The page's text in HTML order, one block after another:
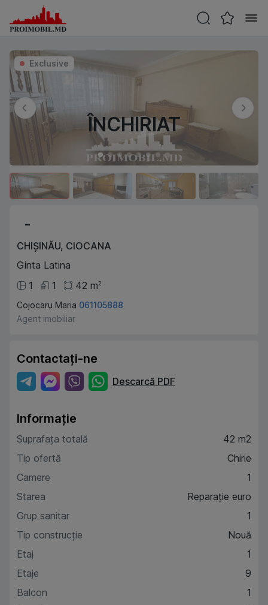
ÎNCHIRIAT
Exclusive
-
CHIȘINĂU, CIOCANA
Ginta Latina
1
1 42 m2
Cojocaru Maria 061105888
Agent imobiliar
Contactați-ne
Descarcă PDF
Informație
Suprafața totală
42 m2
Tip ofertă
Chirie
Camere
1
Starea
Reparație euro
Grup sanitar
1
Tip construcție
Nouă
Etaj
1
Etaje
9
Balcon
1